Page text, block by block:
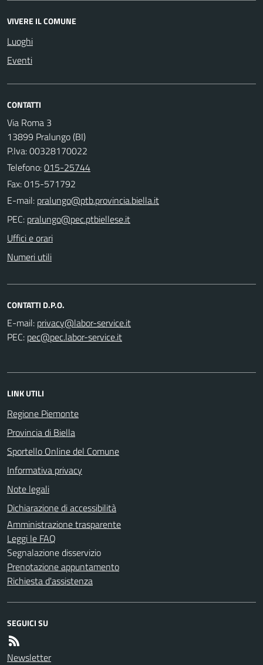
VIVERE IL COMUNE
Luoghi
Eventi
CONTATTI
Via Roma 3
13899 Pralungo (BI)
P.Iva: 00328170022
Telefono:015-25744
Fax: 015-571792
E-mail:
PEC:
Uffici e orari
Numeri utili
CONTATTI D.P.O.
E-mail:
PEC:
LINK UTILI
Regione Piemonte
Provincia di Biella
Sportello Online del Comune
Informativa privacy
Note legali
Dichiarazione di accessibilità
Amministrazione trasparente
Leggi le FAQ
Segnalazione disservizio
Prenotazione appuntamento
Richiesta d'assistenza
SEGUICI SU
Newsletter